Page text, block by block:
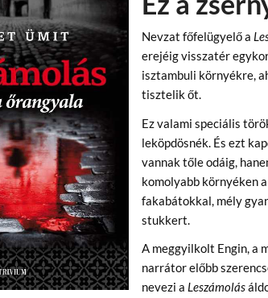
Nevzat főfelügyelő a
erejéig visszatér
isztambuli környékre,
tisztelik őt.
Ez valami speciális
leköpdösnék. És ezt
vannak tőle odáig,
komolyabb környéken
fakabátokkal, mély
stukkert.
A meggyilkolt Engin, a
narrátor előbb
nevezi a Leszámolás